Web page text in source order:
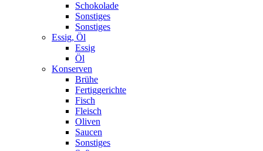
Schokolade
Sonstiges
Sonstiges
Essig, Öl
Essig
Öl
Konserven
Brühe
Fertiggerichte
Fisch
Fleisch
Oliven
Saucen
Sonstiges